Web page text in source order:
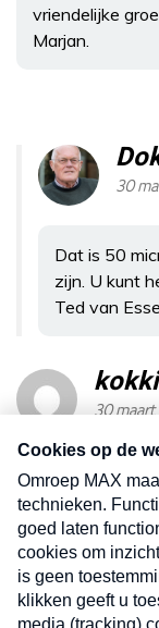
vriendelijke
Marjan.
30
Dat is 50
zijn. U kunt
Ted van
30 maart
Dokter Ted
Kan mijn man
heeft natuurlijk